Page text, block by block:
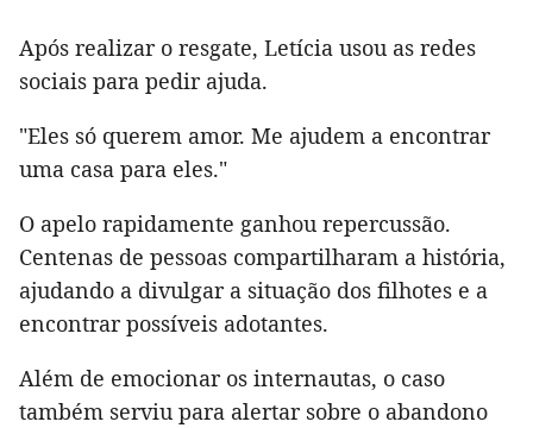
Após realizar o resgate, Letícia usou as redes
sociais para pedir ajuda.
"Eles só querem amor. Me ajudem a encontrar
uma casa para eles."
O apelo rapidamente ganhou repercussão.
Centenas de pessoas compartilharam a história,
ajudando a divulgar a situação dos filhotes e a
encontrar possíveis adotantes.
Além de emocionar os internautas, o caso
também serviu para alertar sobre o abandono